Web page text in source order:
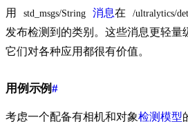
用
std_msgs/String 消息在 /ultralytics/
发布检测到的类别。这些消息更轻量
它们对各种应用都很有价值。
用例示例#
考虑一个配备有相机和对象检测模型